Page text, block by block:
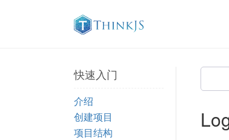
快速入门
介绍
创建项目
项目结构